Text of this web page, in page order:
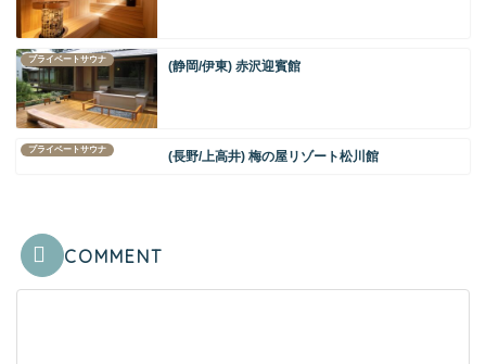
プライベートサウナ (静岡/伊東) 赤沢迎賓館
プライベートサウナ (長野/上高井) 梅の屋リゾート松川館
COMMENT